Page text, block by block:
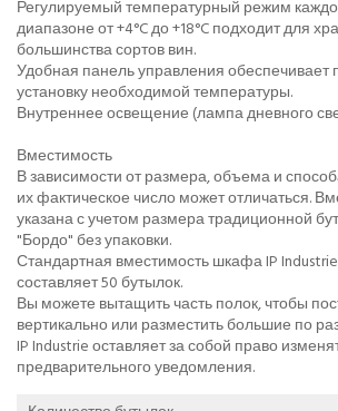
Регулируемый температурный режим
диапазоне от +4°C до +18°C подходит для
большинства сортов вин.
Удобная панель управления обеспечивает
установку необходимой температуры.
Внутреннее освещение (лампа дневного
Вместимость
В зависимости от размера, объема и
их фактическое число может отличаться.
указана с учетом размера традиционной
"Бордо" без упаковки.
Стандартная вместимость шкафа IP Industrie
составляет 50 бутылок.
Вы можете вытащить часть полок, чтобы
вертикально или разместить большие по
IP Industrie оставляет за собой право
предварительного уведомления.